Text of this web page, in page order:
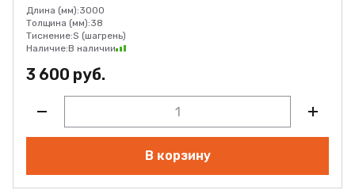
Длина (мм):3000
Толщина (мм):38
Тиснение:S (шагрень)
Наличие:В наличии
3 600 руб.
В корзину